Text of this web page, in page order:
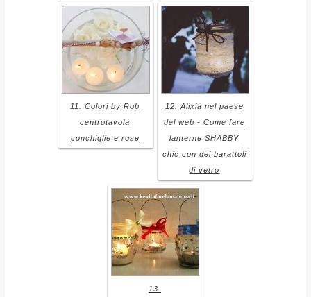
11. Colori by Rob
centrotavola
conchiglie e rose
12. Alixia nel paese
del web - Come fare
lanterne SHABBY
chic con dei barattoli
di vetro
13.